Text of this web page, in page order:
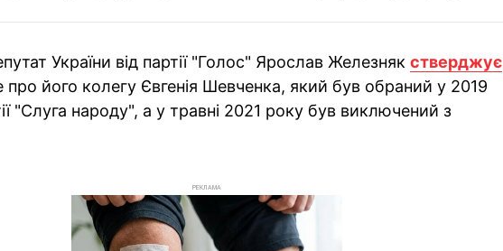
України від партії "Голос" Ярослав Железняк стверджує
його колегу Євгенія Шевченка, який був обраний у 2019
"Слуга народу", а у травні 2021 року був виключений з
РЕКЛАМА